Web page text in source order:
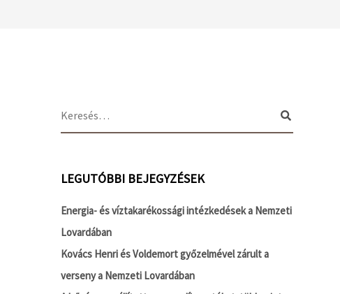
LEGUTÓBBI BEJEGYZÉSEK
Energia- és víztakarékossági intézkedések a Nemzeti
Lovardában
Kovács Henri és Voldemort győzelmével zárult a
verseny a Nemzeti Lovardában